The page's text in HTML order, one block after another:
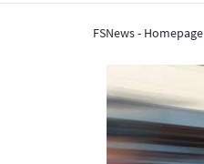
FSNews - Homepage